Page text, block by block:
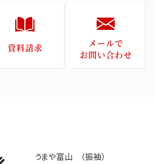
資料請求
メールで
お問い合わせ
うまや富山 （振袖）